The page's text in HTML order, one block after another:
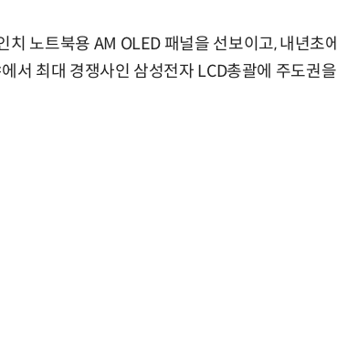
노트북용 AM OLED 패널을 선보이고, 내년초에
서 최대 경쟁사인 삼성전자 LCD총괄에 주도권을